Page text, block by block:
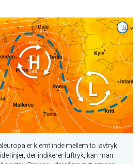
er klemt inde mellem to lavtryk.
linjer, der indikerer luftryk, kan man